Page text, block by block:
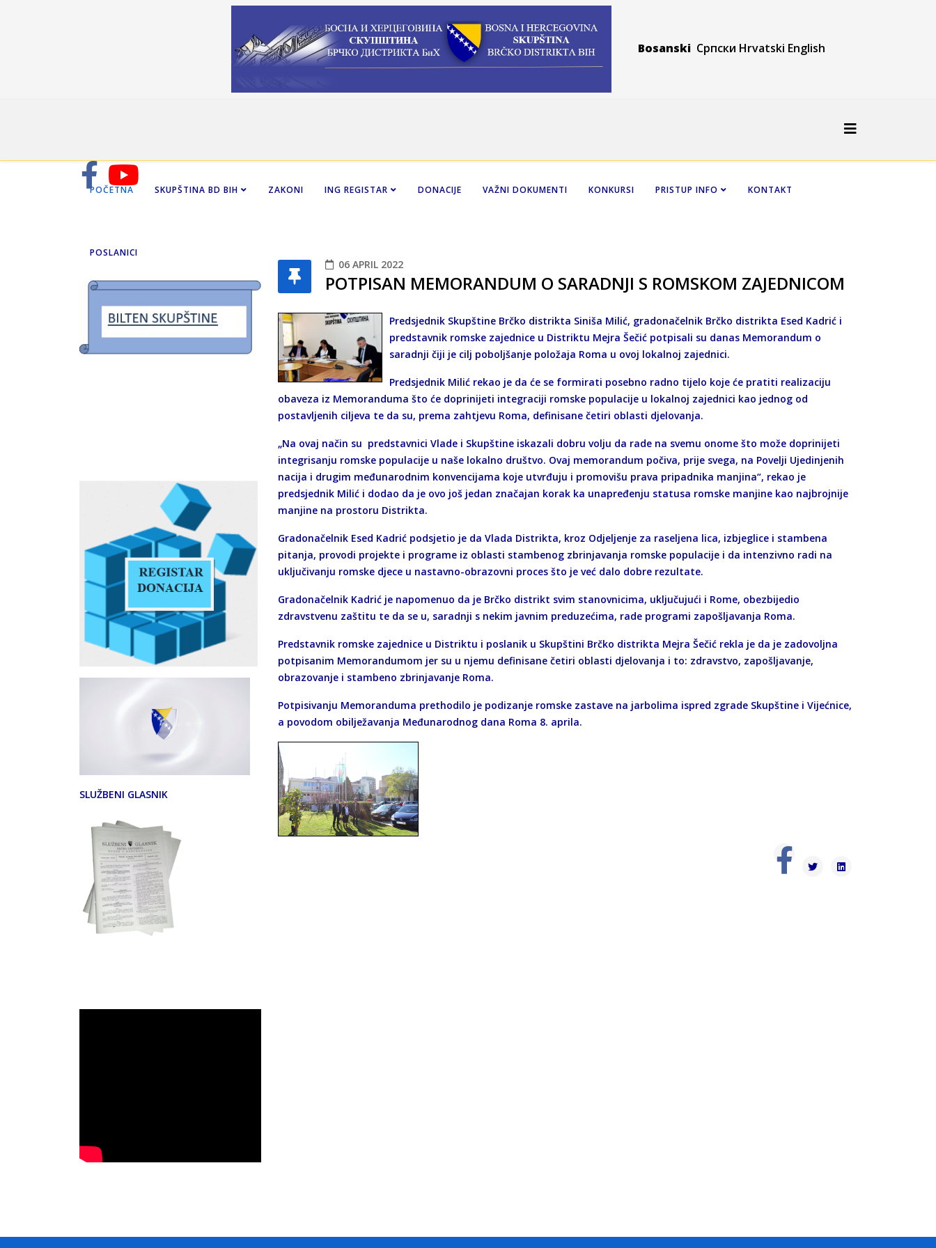
Bosanski Српски Hrvatski English
POČETNA SKUPŠTINA BD BIH ZAKONI ING REGISTAR DONACIJE VAŽNI DOKUMENTI KONKURSI PRISTUP INFO KONTAKT
POSLANICI
SLUŽBENI GLASNIK
06 APRIL 2022
POTPISAN MEMORANDUM O SARADNJI S ROMSKOM ZAJEDNICOM
Predsjednik Skupštine Brčko distrikta Siniša Milić, gradonačelnik Brčko distrikta Esed Kadrić i
predstavnik romske zajednice u Distriktu Mejra Šečić potpisali su danas Memorandum o
saradnji čiji je cilj poboljšanje položaja Roma u ovoj lokalnoj zajednici.
Predsjednik Milić rekao je da će se formirati posebno radno tijelo koje će pratiti realizaciju
obaveza iz Memoranduma što će doprinijeti integraciji romske populacije u lokalnoj zajednici kao jednog od
postavljenih ciljeva te da su, prema zahtjevu Roma, definisane četiri oblasti djelovanja.
„Na ovaj način su predstavnici Vlade i Skupštine iskazali dobru volju da rade na svemu onome što može doprinijeti
integrisanju romske populacije u naše lokalno društvo. Ovaj memorandum počiva, prije svega, na Povelji Ujedinjenih
nacija i drugim međunarodnim konvencijama koje utvrđuju i promovišu prava pripadnika manjina“, rekao je
predsjednik Milić i dodao da je ovo još jedan značajan korak ka unapređenju statusa romske manjine kao najbrojnije
manjine na prostoru Distrikta.
Gradonačelnik Esed Kadrić podsjetio je da Vlada Distrikta, kroz Odjeljenje za raseljena lica, izbjeglice i stambena
pitanja, provodi projekte i programe iz oblasti stambenog zbrinjavanja romske populacije i da intenzivno radi na
uključivanju romske djece u nastavno-obrazovni proces što je već dalo dobre rezultate.
Gradonačelnik Kadrić je napomenuo da je Brčko distrikt svim stanovnicima, uključujući i Rome, obezbijedio
zdravstvenu zaštitu te da se u, saradnji s nekim javnim preduzećima, rade programi zapošljavanja Roma.
Predstavnik romske zajednice u Distriktu i poslanik u Skupštini Brčko distrikta Mejra Šečić rekla je da je zadovoljna
potpisanim Memorandumom jer su u njemu definisane četiri oblasti djelovanja i to: zdravstvo, zapošljavanje,
obrazovanje i stambeno zbrinjavanje Roma.
Potpisivanju Memoranduma prethodilo je podizanje romske zastave na jarbolima ispred zgrade Skupštine i Vijećnice,
a povodom obilježavanja Međunarodnog dana Roma 8. aprila.